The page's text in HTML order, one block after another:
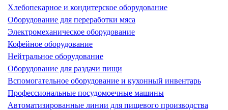
Хлебопекарное и кондитерское оборудование
Оборудование для переработки мяса
Электромеханическое оборудование
Кофейное оборудование
Нейтральное оборудование
Оборудование для раздачи пищи
Вспомогательное оборудование и кухонный инвентарь
Профессиональные посудомоечные машины
Автоматизированные линии для пищевого производства